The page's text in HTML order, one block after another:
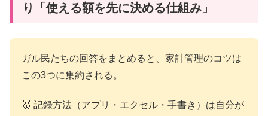
り「使える額を先に決める仕組み」
ガル民たちの回答をまとめると、家計管理のコツは
この3つに集約される。
🥇 記録方法（アプリ・エクセル・手書き）は自分が